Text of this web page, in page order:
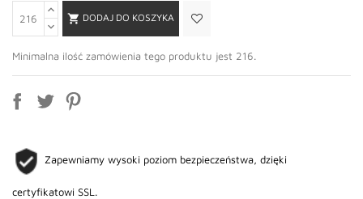
 DODAJ DO KOSZYKA
Minimalna ilość zamówienia tego produktu jest 216.
Zapewniamy wysoki poziom bezpieczeństwa, dzięki
certyfikatowi SSL.